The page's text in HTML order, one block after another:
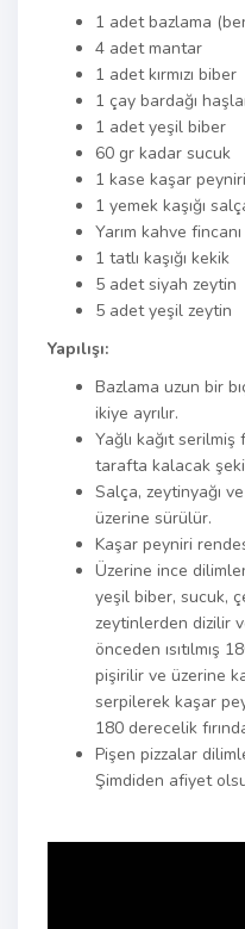
1 adet bazlama
4 adet mantar
1 adet kırmızı biber
1 çay bardağı
1 adet yeşil biber
60 gr kadar sucuk
1 kase kaşar peyniri
1 yemek kaşığı
Yarım kahve
1 tatlı kaşığı kekik
5 adet siyah zeytin
5 adet yeşil zeytin
Yapılışı:
Bazlama uzun bir
ikiye ayrılır.
Yağlı kağıt serilmiş
tarafta kalacak
Salça, zeytinyağı ve
üzerine sürülür.
Kaşar peyniri
Üzerine ince
yeşil biber, sucuk,
zeytinlerden dizilir
önceden ısıtılmış
pişirilir ve üzerine
serpilerek kaşar
180 derecelik
Pişen pizzalar
Şimdiden afiyet